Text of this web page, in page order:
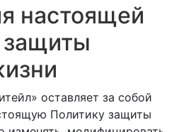
настоящей
защиты
оставляет за собой
Политику защиты